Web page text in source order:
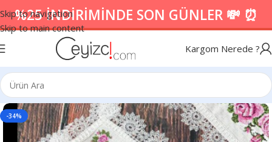
Skip to navigation
Skip to main content
%25 İNDİRİMİNDE SON GÜNLER 💸 ⏰
Kargom Nerede ?
-34%